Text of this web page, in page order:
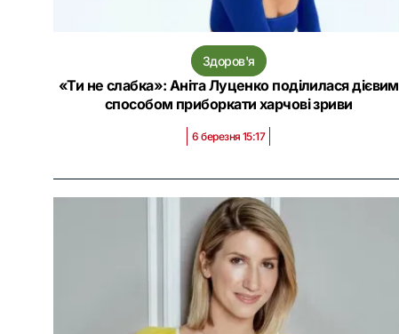
Здоров'я
«Ти не слабка»: Аніта Луценко поділилася дієвим
способом приборкати харчові зриви
6 березня 15:17